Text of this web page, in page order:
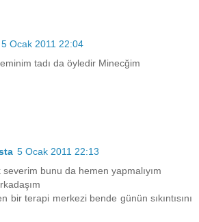
5 Ocak 2011 22:04
tadı da öyledir Minecğim
5 Ocak 2011 22:13
bunu da hemen yapmalıyım
bir terapi merkezi bende günün sıkıntısını